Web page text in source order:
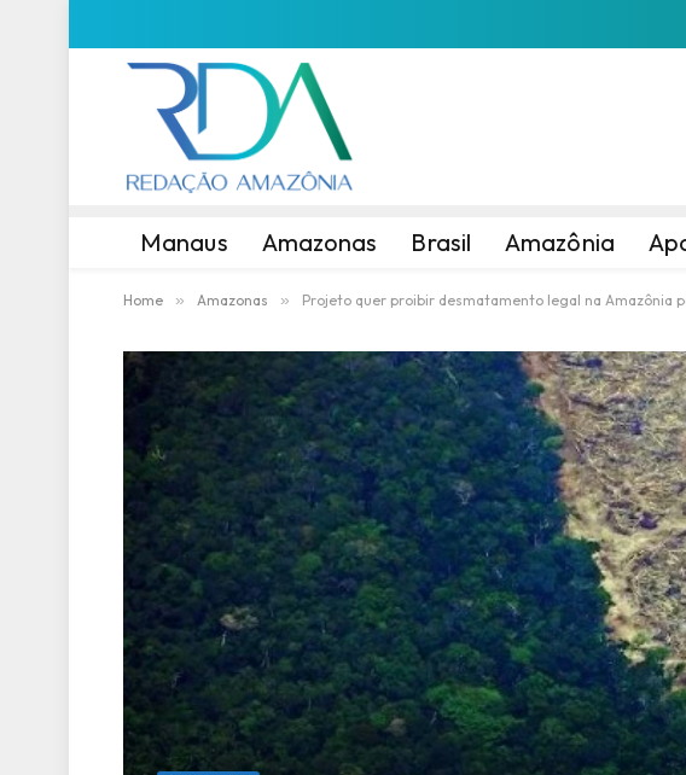
Manaus Amazonas Brasil Amazônia
Home » Amazonas » Projeto quer proibir desmatamento legal na Amazônia